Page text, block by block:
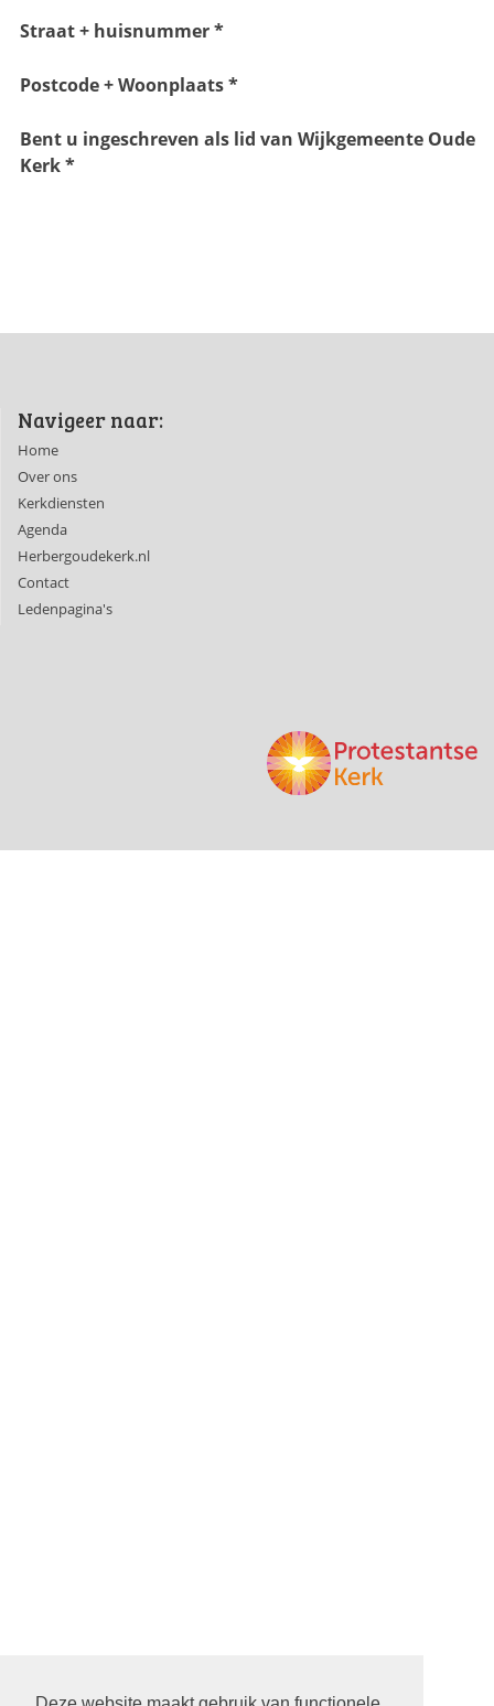
Straat + huisnummer *
Postcode + Woonplaats *
Bent u ingeschreven als lid van Wijkgemeente Oude
Kerk *
Navigeer naar:
Home
Over ons
Kerkdiensten
Agenda
Herbergoudekerk.nl
Contact
Ledenpagina's